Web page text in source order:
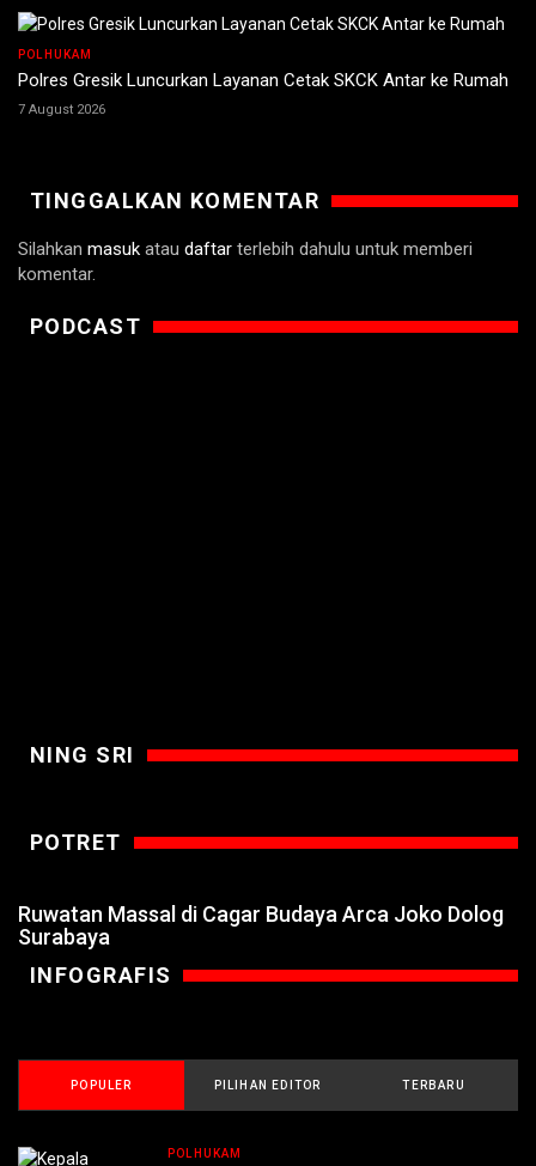
POLHUKAM
Polres Gresik Luncurkan Layanan Cetak SKCK Antar ke Rumah
7 August 2026
TINGGALKAN KOMENTAR
Silahkan masuk atau daftar terlebih dahulu untuk memberi
komentar.
PODCAST
NING SRI
POTRET
Ruwatan Massal di Cagar Budaya Arca Joko Dolog
Surabaya
INFOGRAFIS
POPULER PILIHAN EDITOR TERBARU
POLHUKAM